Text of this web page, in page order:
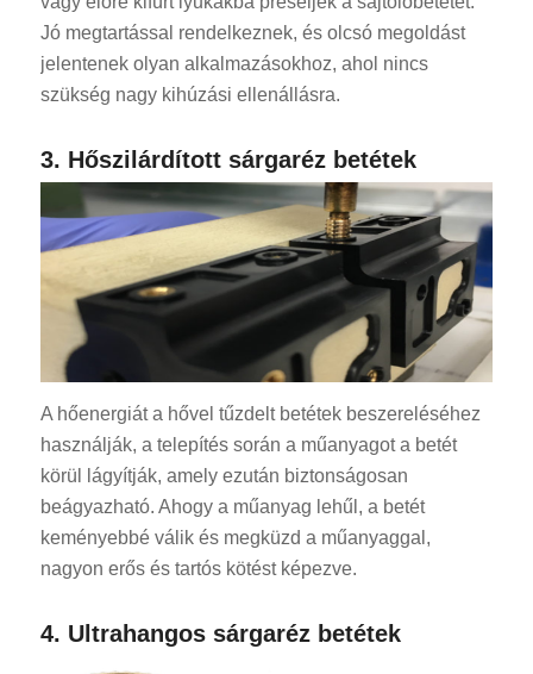
Jó megtartással rendelkeznek, és olcsó megoldást
jelentenek olyan alkalmazásokhoz, ahol nincs
szükség nagy kihúzási ellenállásra.
3. Hőszilárdított sárgaréz betétek
A hőenergiát a hővel tűzdelt betétek beszereléséhez
használják, a telepítés során a műanyagot a betét
körül lágyítják, amely ezután biztonságosan
beágyazható. Ahogy a műanyag lehűl, a betét
keményebbé válik és megküzd a műanyaggal,
nagyon erős és tartós kötést képezve.
4. Ultrahangos sárgaréz betétek